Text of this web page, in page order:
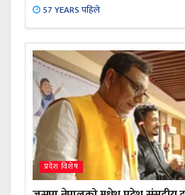
57 YEARS पहिले
प्रदेश विशेष